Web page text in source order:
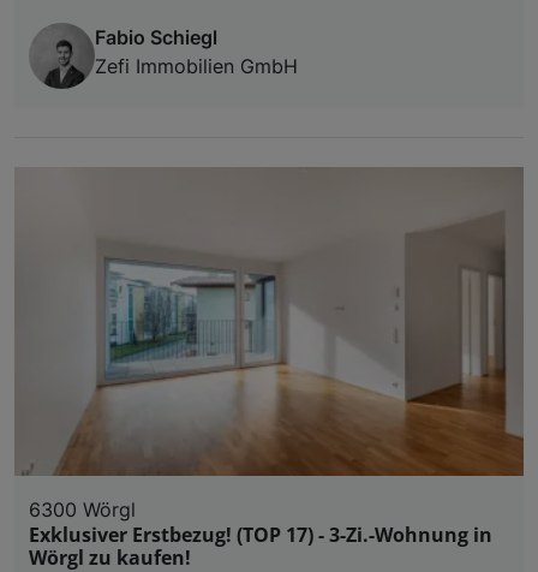
Fabio Schiegl
Zefi Immobilien GmbH
6300 Wörgl
Exklusiver Erstbezug! (TOP 17) - 3-Zi.-Wohnung in
Wörgl zu kaufen!